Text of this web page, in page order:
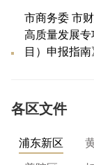
市商务委 市
高质量发展
目）申报指
各区文件
浦东新区